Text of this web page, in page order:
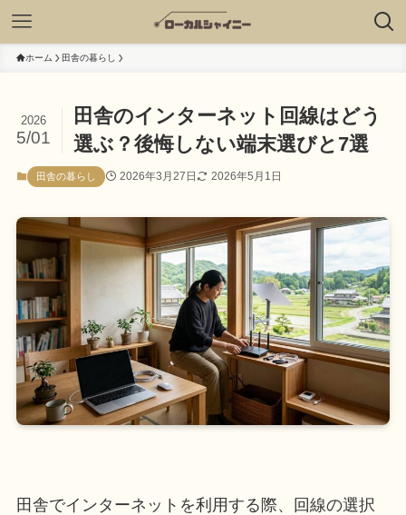
ホーム 田舎の暮らし
田舎のインターネット回線はどう
選ぶ？後悔しない端末選びと7選
2026
5/01
田舎の暮らし 2026年3月27日 2026年5月1日
田舎でインターネットを利用する際、回線の選択